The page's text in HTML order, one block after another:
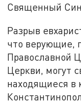
Священный
Разрыв
что верующие,
Православной
Церкви, могут
находящиеся в